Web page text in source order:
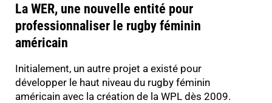
La WER, une nouvelle entité pour
professionnaliser le rugby féminin
américain
Initialement, un autre projet a existé pour
développer le haut niveau du rugby féminin
américain avec la création de la WPL dès 2009.